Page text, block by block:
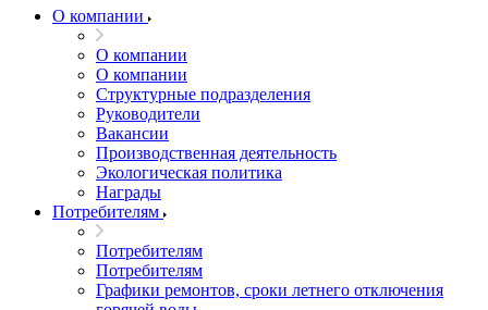
О компании
О компании
О компании
Структурные подразделения
Руководители
Вакансии
Производственная деятельность
Экологическая политика
Награды
Потребителям
Потребителям
Потребителям
Графики ремонтов, сроки летнего отключения